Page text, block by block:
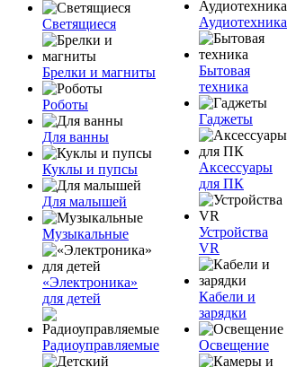
Светящиеся
Брелки и магниты
Роботы
Для ванны
Куклы и пупсы
Для малышей
Музыкальные
«Электроника»
для детей
Радиоуправляемые
Аудиотехника
Бытовая
техника
Гаджеты
Аксессуары
для ПК
Устройства
VR
Кабели и
зарядки
Освещение